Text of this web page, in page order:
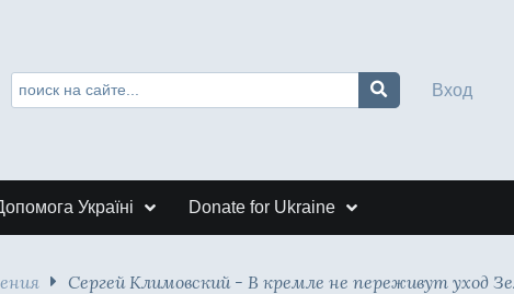
Вход
Україні Donate for Ukraine
Сергей Климовский - В кремле не переживут уход